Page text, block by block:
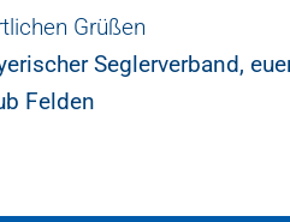
Grüßen
Seglerverband,
Felden